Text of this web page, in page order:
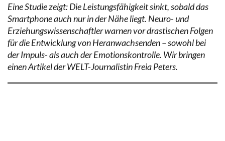
Eine Studie zeigt: Die Leistungsfähigkeit sinkt, sobald das
Smartphone auch nur in der Nähe liegt. Neuro- und
Erziehungswissenschaftler warnen vor drastischen Folgen
für die Entwicklung von Heranwachsenden – sowohl bei
der Impuls- als auch der Emotionskontrolle. Wir bringen
einen Artikel der WELT-Journalistin Freia Peters.